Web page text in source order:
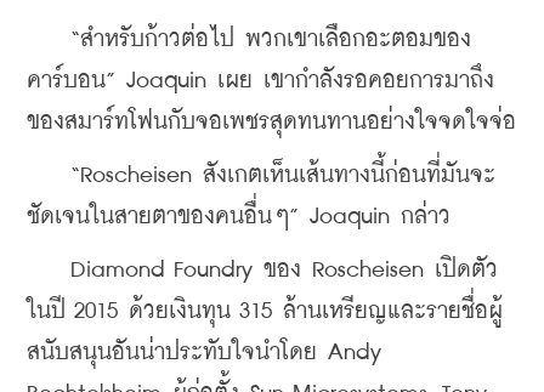
“สำหรับก้าวต่อไป พวกเขาเลือกอะตอมของ
คาร์บอน” Joaquin เผย เขากำลังรอคอยการมาถึง
ของสมาร์ทโฟนกับจอเพชรสุดทนทานอย่างใจจดใจจ่อ
“Roscheisen สังเกตเห็นเส้นทางนี้ก่อนที่มันจะ
ชัดเจนในสายตาของคนอื่นๆ” Joaquin กล่าว
Diamond Foundry ของ Roscheisen เปิดตัว
ในปี 2015 ด้วยเงินทุน 315 ล้านเหรียญและรายชื่อผู้
สนับสนุนอันน่าประทับใจนำโดย Andy